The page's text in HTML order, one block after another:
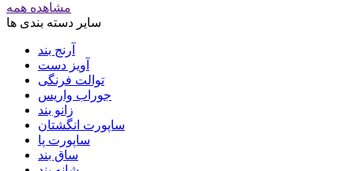
مشاهده همه
سایر دسته بندی ها
آرنج بند
آویز دست
توالت فرنگی
جوراب واریس
زانو بند
ساپورت انگشتان
ساپورت پا
ساق بند